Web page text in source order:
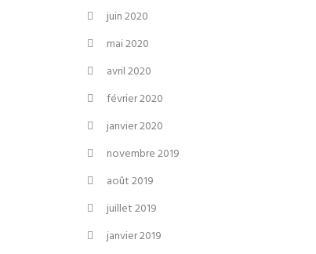
juin 2020
mai 2020
avril 2020
février 2020
janvier 2020
novembre 2019
août 2019
juillet 2019
janvier 2019